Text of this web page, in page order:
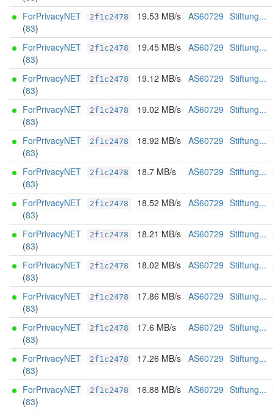
ForPrivacyNET
(83)
2f1c2478 19.53 MB/s AS60729 Stiftung...
ForPrivacyNET
(83)
2f1c2478 19.45 MB/s AS60729 Stiftung...
ForPrivacyNET
(83)
2f1c2478 19.12 MB/s AS60729 Stiftung...
ForPrivacyNET
(83)
2f1c2478 19.02 MB/s AS60729 Stiftung...
ForPrivacyNET
(83)
2f1c2478 18.92 MB/s AS60729 Stiftung...
ForPrivacyNET
(83)
2f1c2478 18.7 MB/s AS60729 Stiftung...
ForPrivacyNET
(83)
2f1c2478 18.52 MB/s AS60729 Stiftung...
ForPrivacyNET
(83)
2f1c2478 18.21 MB/s AS60729 Stiftung...
ForPrivacyNET
(83)
2f1c2478 18.02 MB/s AS60729 Stiftung...
ForPrivacyNET
(83)
2f1c2478 17.86 MB/s AS60729 Stiftung...
ForPrivacyNET
(83)
2f1c2478 17.6 MB/s AS60729 Stiftung...
ForPrivacyNET
(83)
2f1c2478 17.26 MB/s AS60729 Stiftung...
ForPrivacyNET
(83)
2f1c2478 16.88 MB/s AS60729 Stiftung...